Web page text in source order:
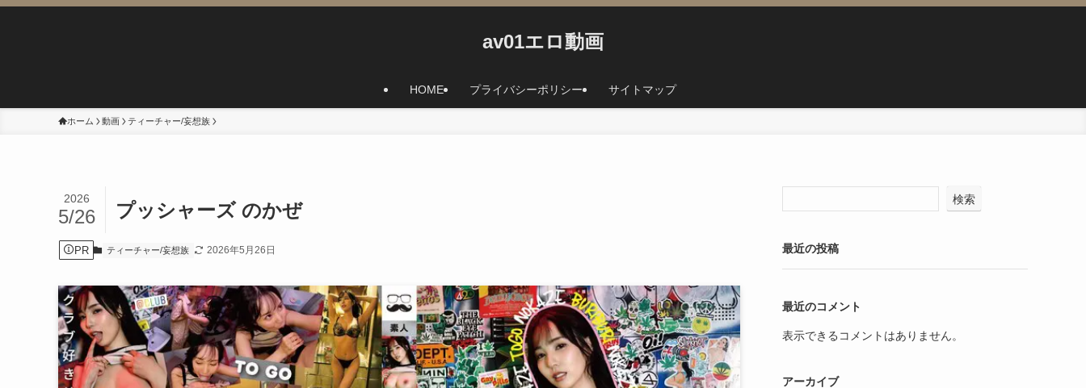
av01エロ動画
HOME プライバシーポリシー サイトマップ
ホーム 動画 ティーチャー/妄想族
プッシャーズ のかぜ
2026
5/26
PR ティーチャー/妄想族 2026年5月26日
検索
最近の投稿
最近のコメント
表示できるコメントはありません。
アーカイブ